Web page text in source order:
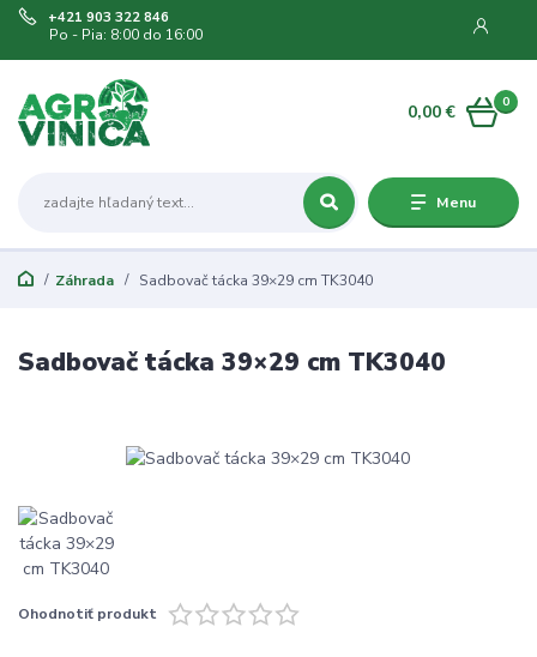
Menu
+421 903 322 846
Po - Pia: 8:00 do 16:00
0
0,00 €
Záhrada Sadbovač tácka 39×29 cm TK3040
Sadbovač tácka 39×29 cm TK3040
Ohodnotiť produkt